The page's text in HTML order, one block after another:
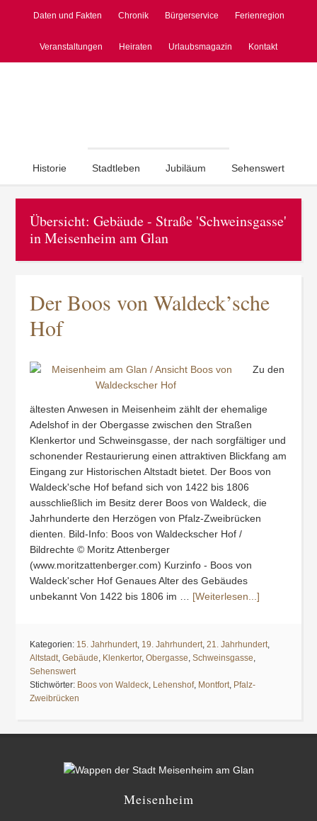
Daten und Fakten Chronik Bürgerservice Ferienregion
Veranstaltungen Heiraten Urlaubsmagazin Kontakt
Historie Stadtleben Jubiläum Sehenswert
Übersicht: Gebäude - Straße 'Schweinsgasse'
in Meisenheim am Glan
Der Boos von Waldeck’sche
Hof
Zu den
ältesten Anwesen in Meisenheim zählt der ehemalige
Adelshof in der Obergasse zwischen den Straßen
Klenkertor und Schweinsgasse, der nach sorgfältiger und
schonender Restaurierung einen attraktiven Blickfang am
Eingang zur Historischen Altstadt bietet. Der Boos von
Waldeck'sche Hof befand sich von 1422 bis 1806
ausschließlich im Besitz derer Boos von Waldeck, die
Jahrhunderte den Herzögen von Pfalz-Zweibrücken
dienten. Bild-Info: Boos von Waldeckscher Hof /
Bildrechte © Moritz Attenberger
(www.moritzattenberger.com) Kurzinfo - Boos von
Waldeck'scher Hof Genaues Alter des Gebäudes
unbekannt Von 1422 bis 1806 im … [Weiterlesen...]
Kategorien: 15. Jahrhundert, 19. Jahrhundert,21. Jahrhundert,
Altstadt,Gebäude, Klenkertor,Obergasse,Schweinsgasse,
Sehenswert
Stichwörter: Boos von Waldeck, Lehenshof, Montfort, Pfalz-
Zweibrücken
Meisenheim